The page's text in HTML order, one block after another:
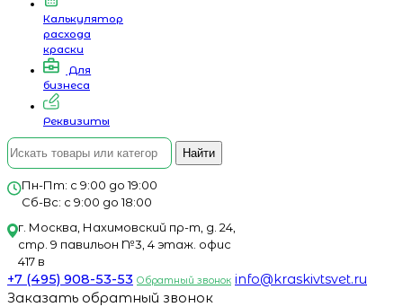
Калькулятор
расхода
краски
Для
бизнеса
Реквизиты
Найти
Пн-Пт: с 9:00 до 19:00
Сб-Вс: с 9:00 до 18:00
г. Москва, Нахимовский пр-т, д. 24,
стр. 9 павильон №3, 4 этаж. офис
417 в
+7 (495) 908-53-53 Обратный звонок info@kraskivtsvet.ru
Заказать обратный звонок